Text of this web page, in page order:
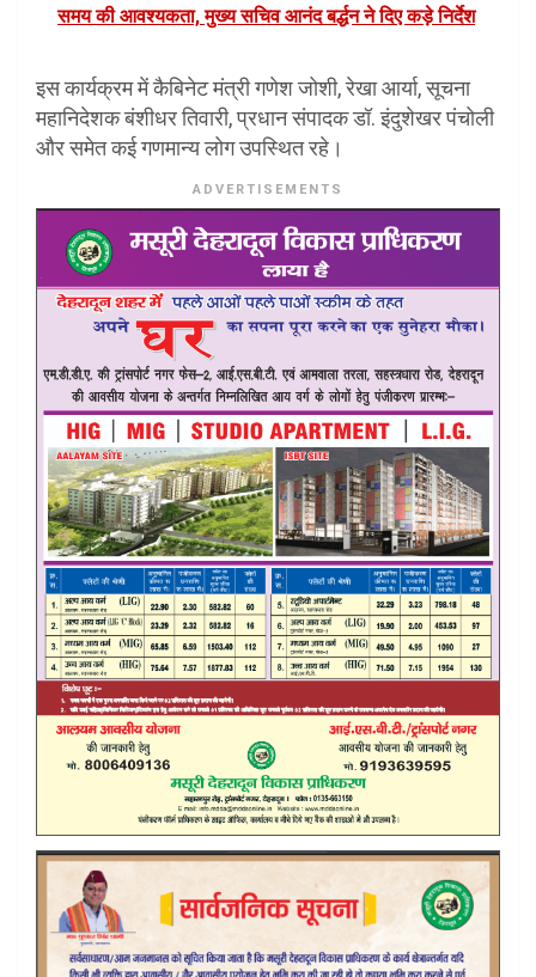
समय की आवश्यकता, मुख्य सचिव आनंद बर्द्धन ने दिए कड़े निर्देश
इस कार्यक्रम में कैबिनेट मंत्री गणेश जोशी, रेखा आर्या, सूचना
महानिदेशक बंशीधर तिवारी, प्रधान संपादक डॉ. इंदुशेखर पंचोली
और समेत कई गणमान्य लोग उपस्थित रहे।
ADVERTISEMENTS